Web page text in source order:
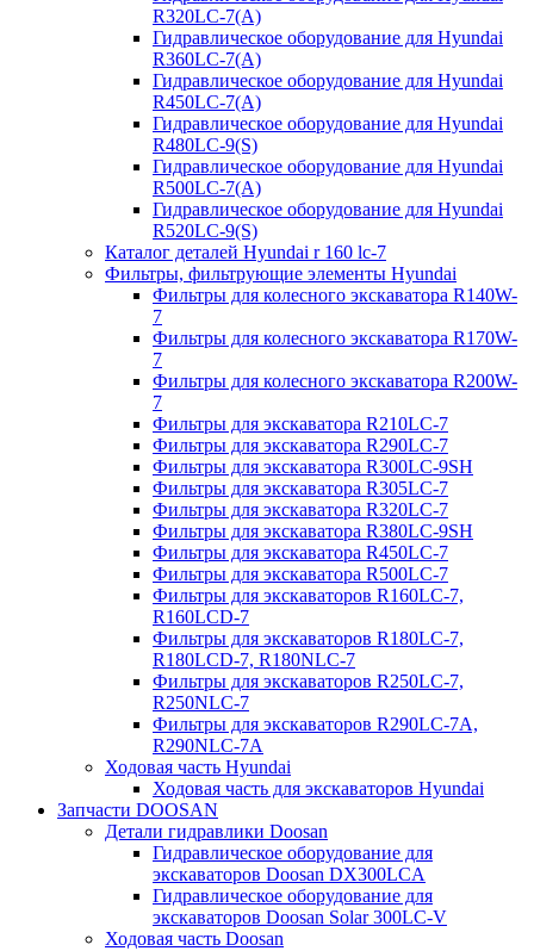
R320LC-7(A)
Гидравлическое оборудование для Hyundai
R360LC-7(A)
Гидравлическое оборудование для Hyundai
R450LC-7(A)
Гидравлическое оборудование для Hyundai
R480LC-9(S)
Гидравлическое оборудование для Hyundai
R500LC-7(A)
Гидравлическое оборудование для Hyundai
R520LC-9(S)
Каталог деталей Hyundai r 160 lc-7
Фильтры, фильтрующие элементы Hyundai
Фильтры для колесного экскаватора R140W-
7
Фильтры для колесного экскаватора R170W-
7
Фильтры для колесного экскаватора R200W-
7
Фильтры для экскаватора R210LC-7
Фильтры для экскаватора R290LC-7
Фильтры для экскаватора R300LC-9SH
Фильтры для экскаватора R305LC-7
Фильтры для экскаватора R320LC-7
Фильтры для экскаватора R380LC-9SH
Фильтры для экскаватора R450LC-7
Фильтры для экскаватора R500LC-7
Фильтры для экскаваторов R160LC-7,
R160LCD-7
Фильтры для экскаваторов R180LC-7,
R180LCD-7, R180NLC-7
Фильтры для экскаваторов R250LC-7,
R250NLC-7
Фильтры для экскаваторов R290LC-7A,
R290NLC-7A
Ходовая часть Hyundai
Ходовая часть для экскаваторов Hyundai
Запчасти DOOSAN
Детали гидравлики Doosan
Гидравлическое оборудование для
экскаваторов Doosan DX300LCA
Гидравлическое оборудование для
экскаваторов Doosan Solar 300LC-V
Ходовая часть Doosan